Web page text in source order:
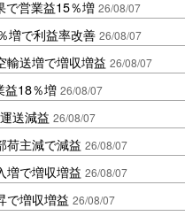
で営業益15％増 26/08/07
増で利益率改善 26/08/07
輸送増で増収増益 26/08/07
益18％増 26/08/07
送減益 26/08/07
荷主減で減益 26/08/07
増で増収増益 26/08/07
で増収増益 26/08/07